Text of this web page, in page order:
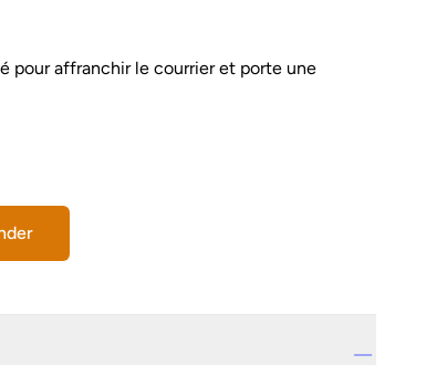
pour affranchir le courrier et porte une